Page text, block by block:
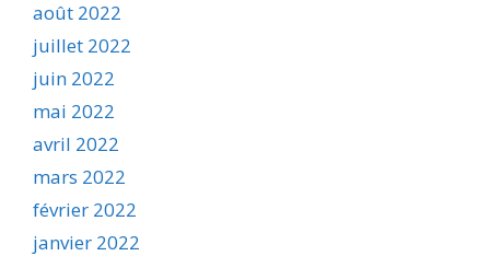
août 2022
juillet 2022
juin 2022
mai 2022
avril 2022
mars 2022
février 2022
janvier 2022